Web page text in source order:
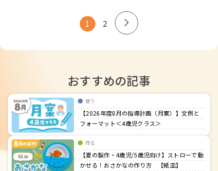
投
の
ー
ジ
り
1 2
おすすめの記事
使う
【2026年度8月の指導計画（月案）】文例と
フォーマット＜4歳児クラス＞
作る
【夏の製作・4歳児/5歳児向け】ストローで動
かせる！おさかなの作り方 【紙皿】